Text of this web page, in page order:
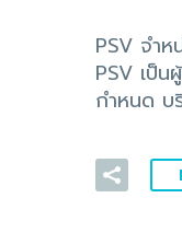
PSV จำ
PSV เป็
กำหนด บ